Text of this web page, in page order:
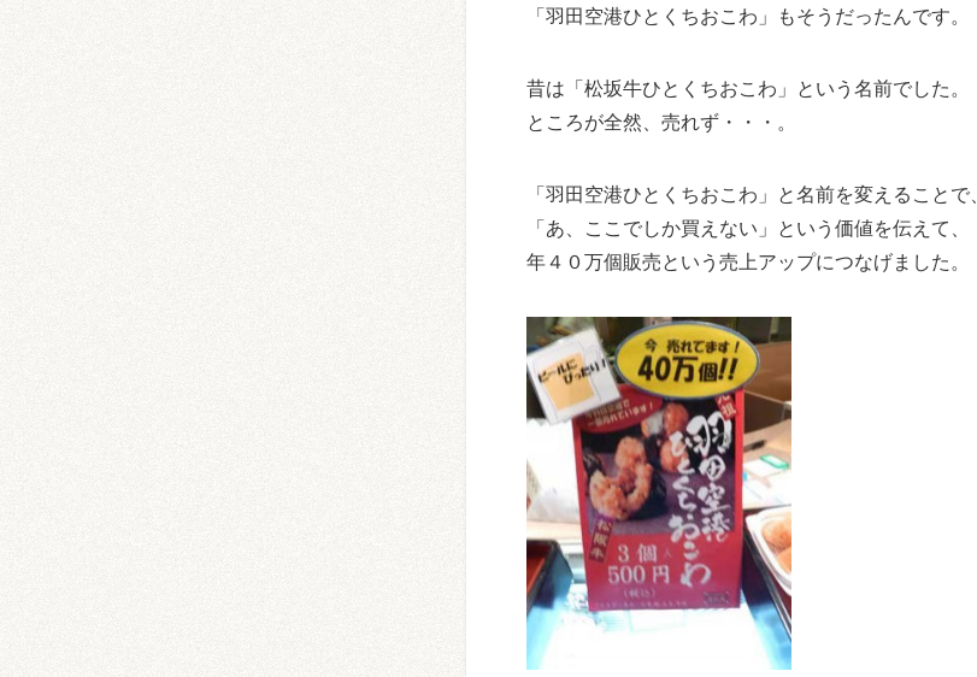
「羽田空港ひとくちおこわ」もそうだったんです。
昔は「松坂牛ひとくちおこわ」という名前でした。
ところが全然、売れず・・・。
「羽田空港ひとくちおこわ」と名前を変えることで、
「あ、ここでしか買えない」という価値を伝えて、
年４０万個販売という売上アップにつなげました。